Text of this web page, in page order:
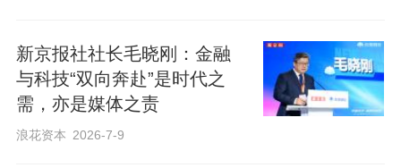
新京报社社长毛晓刚：金融
与科技“双向奔赴”是时代之
需，亦是媒体之责
浪花资本 2026-7-9